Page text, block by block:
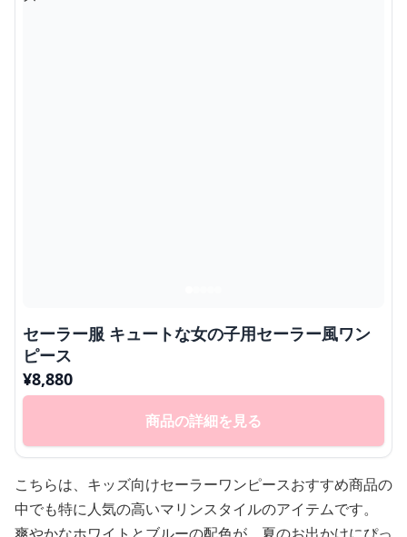
セーラー服 キュートな女の子用セーラー風ワン
ピース
¥8,880
商品の詳細を見る
こちらは、キッズ向けセーラーワンピースおすすめ商品の
中でも特に人気の高いマリンスタイルのアイテムです。